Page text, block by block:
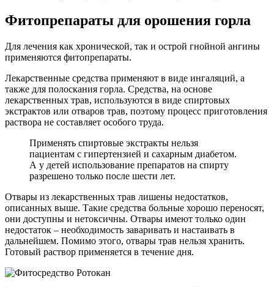
Фитопрепараты для орошения горла
Для лечения как хронической, так и острой гнойной ангины
применяются фитопрепараты.
Лекарственные средства применяют в виде ингаляций, а
также для полоскания горла. Средства, на основе
лекарственных трав, используются в виде спиртовых
экстрактов или отваров трав, поэтому процесс приготовления
раствора не составляет особого труда.
Применять спиртовые экстракты нельзя
пациентам с гипертензией и сахарным диабетом.
А у детей использование препаратов на спирту
разрешено только после шести лет.
Отвары из лекарственных трав лишены недостатков,
описанных выше. Такие средства больные хорошо переносят,
они доступны и нетоксичны. Отвары имеют только один
недостаток – необходимость заваривать и настаивать в
дальнейшем. Помимо этого, отвары трав нельзя хранить.
Готовый раствор применяется в течение дня.